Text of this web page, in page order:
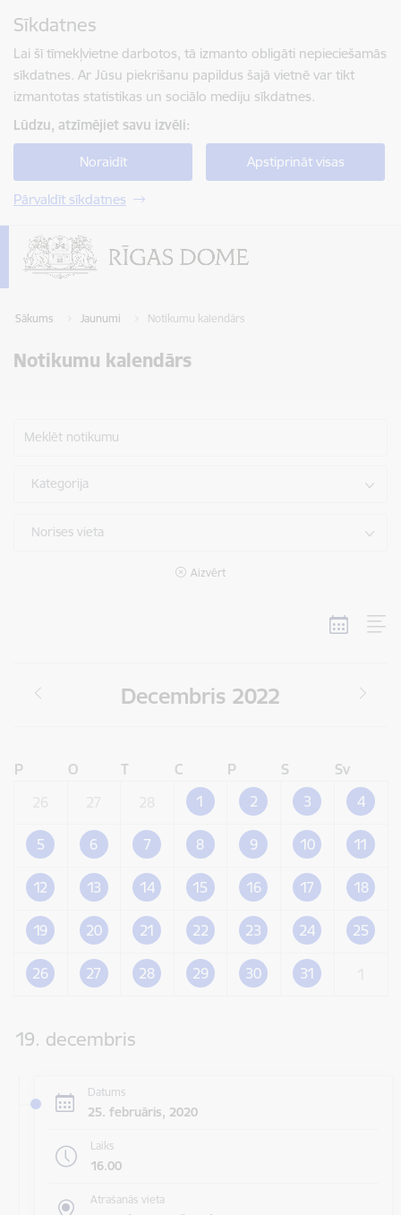
Sīkdatnes
Lai šī tīmekļvietne darbotos, tā izmanto obligāti nepieciešamās
sīkdatnes. Ar Jūsu piekrišanu papildus šajā vietnē var tikt
izmantotas statistikas un sociālo mediju sīkdatnes.
Lūdzu, atzīmējiet savu izvēli:
Noraidīt Apstiprināt visas
Pārvaldīt sīkdatnes
Sākums Jaunumi Notikumu kalendārs
Notikumu kalendārs
Meklēt notikumu
Kategorija
Norises vieta
Aizvērt
Decembris 2022
P O T C P S
Sv
1 2 3 4
5 6 7 8 9 10 11
12 13 14 15 16 17 18
19 20 21 22 23 24 25
26 27 28 29 30 31
19. decembris
Datums
25. februāris, 2020
Laiks
16.00
Atrašanās vieta